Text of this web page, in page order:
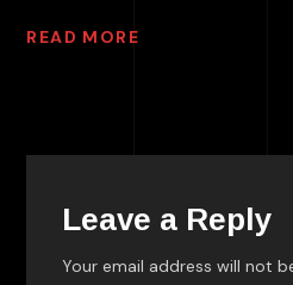
READ MORE
Leave a Reply
Your email address will not